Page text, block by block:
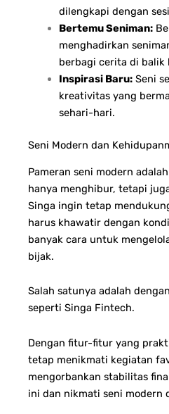
dilengkapi dengan
Bertemu Seniman:
menghadirkan
berbagi cerita di balik
Inspirasi Baru:Seni
kreativitas yang
sehari-hari.
Seni Modern dan
Pameran seni modern
hanya menghibur, tetapi
Singa ingin tetap
harus khawatir dengan
banyak cara untuk
bijak.
Salah satunya adalah
seperti Singa Fintech.
Dengan fitur-fitur yang
tetap menikmati kegiatan
mengorbankan stabilitas
ini dan nikmati seni modern